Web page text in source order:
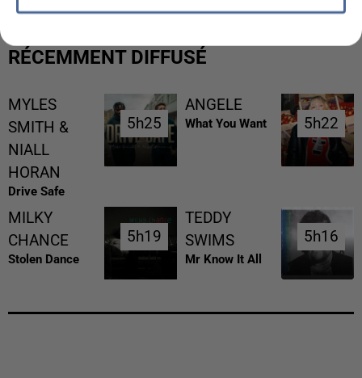
RÉCEMMENT DIFFUSÉ
MYLES
SMITH &
NIALL
HORAN
Drive Safe
5h25
5h25
ANGELE
What You Want 5h22
5h22
MILKY
CHANCE
Stolen Dance
5h19
5h19
TEDDY
SWIMS
Mr Know It All
5h16
5h16